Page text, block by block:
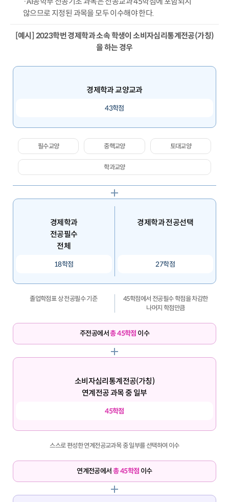
않으므로 지정된 과목을 모두 이수해야 한다.
[예시] 2023학번 경제학과 소속 학생이 소비자심리통계전공(가칭)
을 하는 경우
경제학과 교양교과
43학점
필수교양 중핵교양 토대교양
학과교양
경제학과
전공필수
전체
18학점
경제학과 전공선택
27학점
졸업학점표 상 전공필수 기준
45학점에서 전공필수 학점을 차감한
나머지 학점만큼
주전공에서총 45학점 이수
소비자심리통계전공(가칭)
연계전공 과목 중 일부
45학점
스스로 편성한 연계전공교과목 중 일부를 선택하여 이수
연계전공에서총 45학점 이수